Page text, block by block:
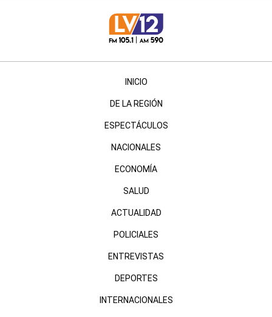
INICIO
DE LA REGIÓN
ESPECTÁCULOS
NACIONALES
ECONOMÍA
SALUD
ACTUALIDAD
POLICIALES
ENTREVISTAS
DEPORTES
INTERNACIONALES